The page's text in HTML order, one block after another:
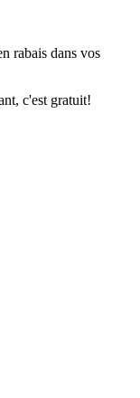
rabais dans vos
c'est gratuit!